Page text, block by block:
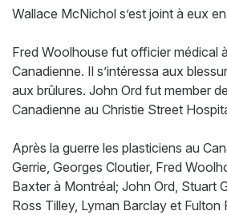
Wallace McNichol s’est joint à eux
Fred Woolhouse fut officier médical
Canadienne. Il s’intéressa aux
aux brûlures. John Ord fut member
Canadienne au Christie Street
Après la guerre les plasticiens au
Gerrie, Georges Cloutier, Fred
Baxter à Montréal; John Ord, Stuart
Ross Tilley, Lyman Barclay et